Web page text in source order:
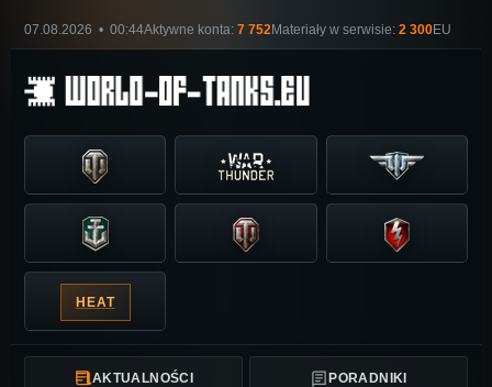
07.08.2026 • 00:44Aktywne konta: 7 752Materiały w serwisie: 2 300EU
HEAT
AKTUALNOŚCI PORADNIKI